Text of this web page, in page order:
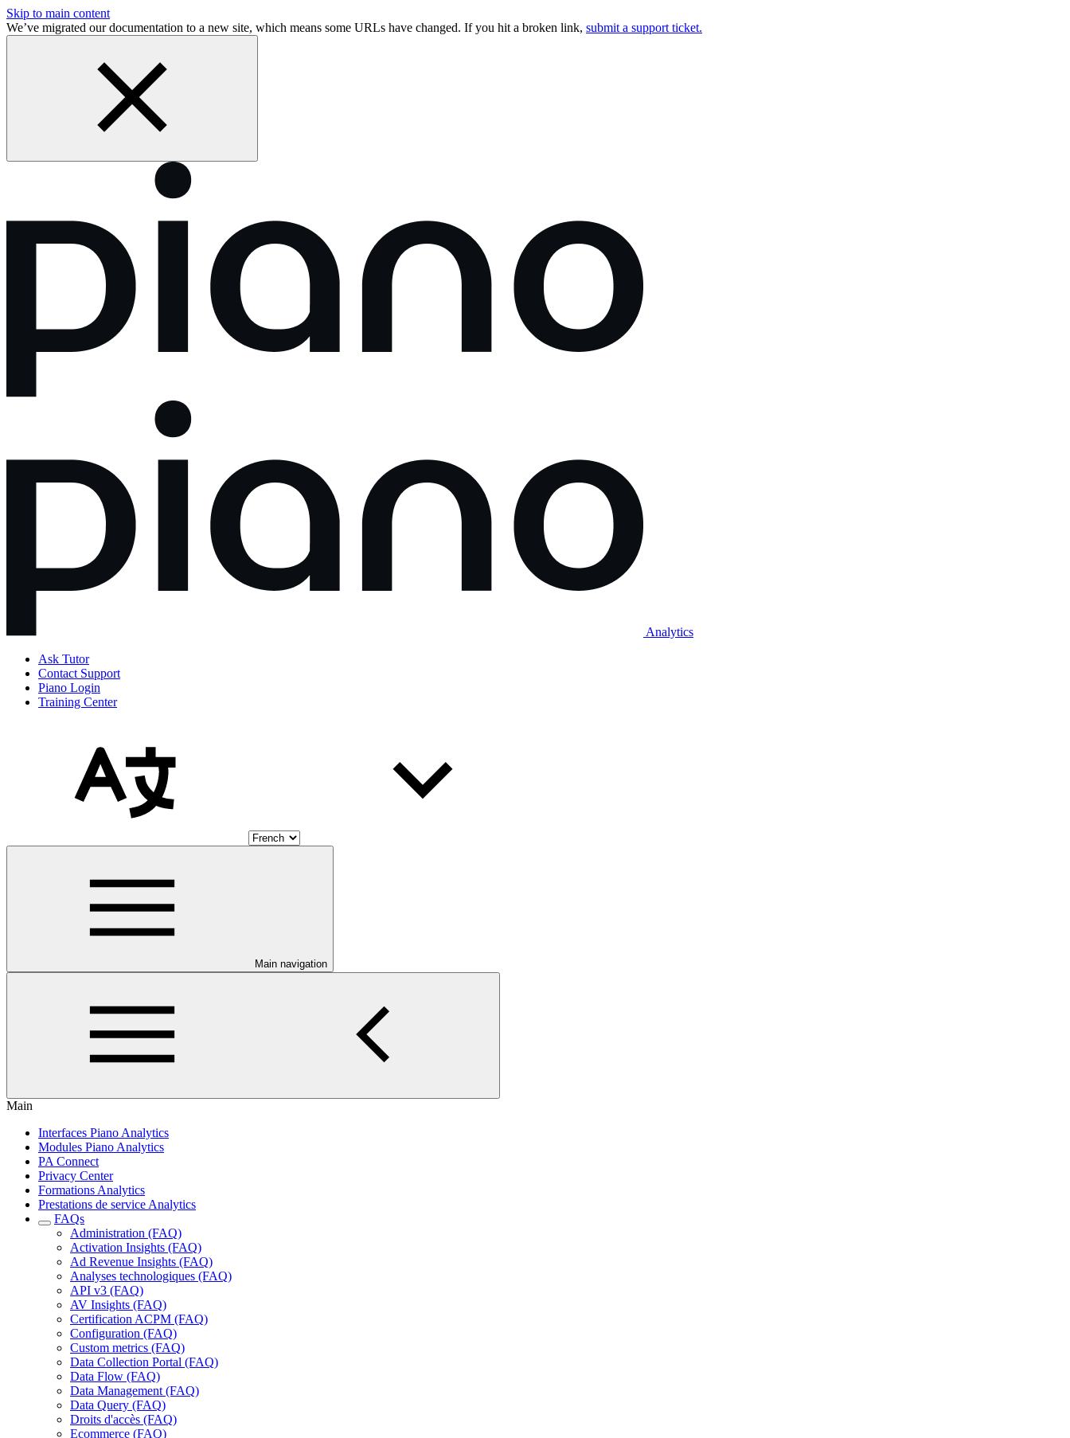
Skip to main content
We’ve migrated our documentation to a new site, which means some URLs have changed. If you hit a broken link, submit a support ticket.
Analytics
Ask Tutor
Contact Support
Piano Login
Training Center
Main navigation
Main
Interfaces Piano Analytics
Modules Piano Analytics
PA Connect
Privacy Center
Formations Analytics
Prestations de service Analytics
FAQs
Administration (FAQ)
Activation Insights (FAQ)
Ad Revenue Insights (FAQ)
Analyses technologiques (FAQ)
API v3 (FAQ)
AV Insights (FAQ)
Certification ACPM (FAQ)
Configuration (FAQ)
Custom metrics (FAQ)
Data Collection Portal (FAQ)
Data Flow (FAQ)
Data Management (FAQ)
Data Query (FAQ)
Droits d'accès (FAQ)
Ecommerce (FAQ)